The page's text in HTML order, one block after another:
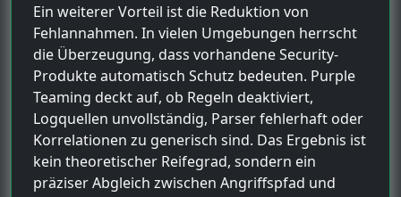
Ein weiterer Vorteil ist die Reduktion von
Fehlannahmen. In vielen Umgebungen herrscht
die Überzeugung, dass vorhandene Security-
Produkte automatisch Schutz bedeuten. Purple
Teaming deckt auf, ob Regeln deaktiviert,
Logquellen unvollständig, Parser fehlerhaft oder
Korrelationen zu generisch sind. Das Ergebnis ist
kein theoretischer Reifegrad, sondern ein
präziser Abgleich zwischen Angriffspfad und